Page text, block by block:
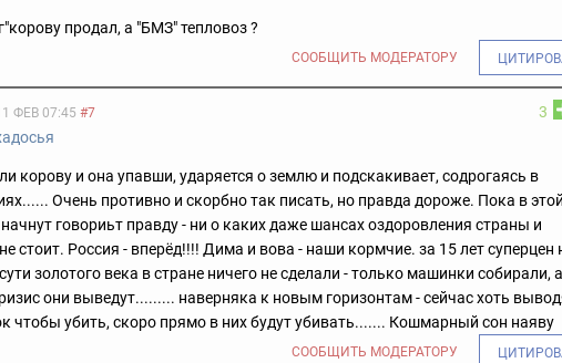
продал, а "БМЗ" тепловоз ?
СООБЩИТЬ МОДЕРАТОРУ
3
ФЕВ 07:45 #7
корову и она упавши, ударяется о землю и подскакивает, содрогаясь в
Очень противно и скорбно так писать, но правда дороже. Пока в этой
начнут говориьт правду - ни о каких даже шансах оздоровления страны и
стоит. Россия - вперёд!!!! Дима и вова - наши кормчие. за 15 лет суперцен
золотого века в стране ничего не сделали - только машинки собирали, а
они выведут......... наверняка к новым горизонтам - сейчас хоть
чтобы убить, скоро прямо в них будут убивать....... Кошмарный сон наяву
СООБЩИТЬ МОДЕРАТОРУ